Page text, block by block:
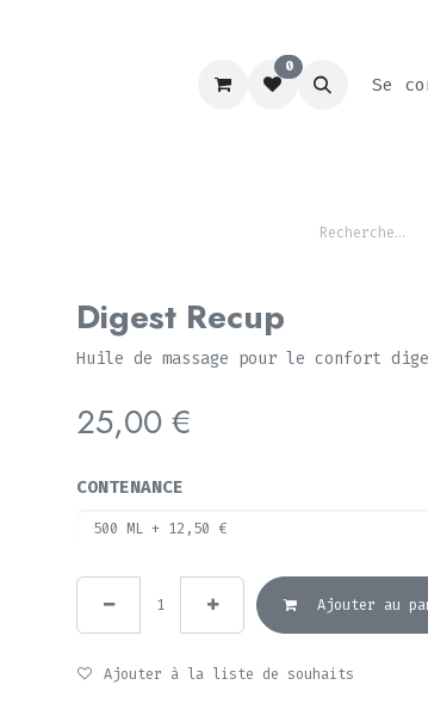
SCHOOL
0
Se
Digest Recup
Huile de massage pour le confort
25,00€
CONTENANCE
Ajouter au
Ajouter à la liste de souhaits